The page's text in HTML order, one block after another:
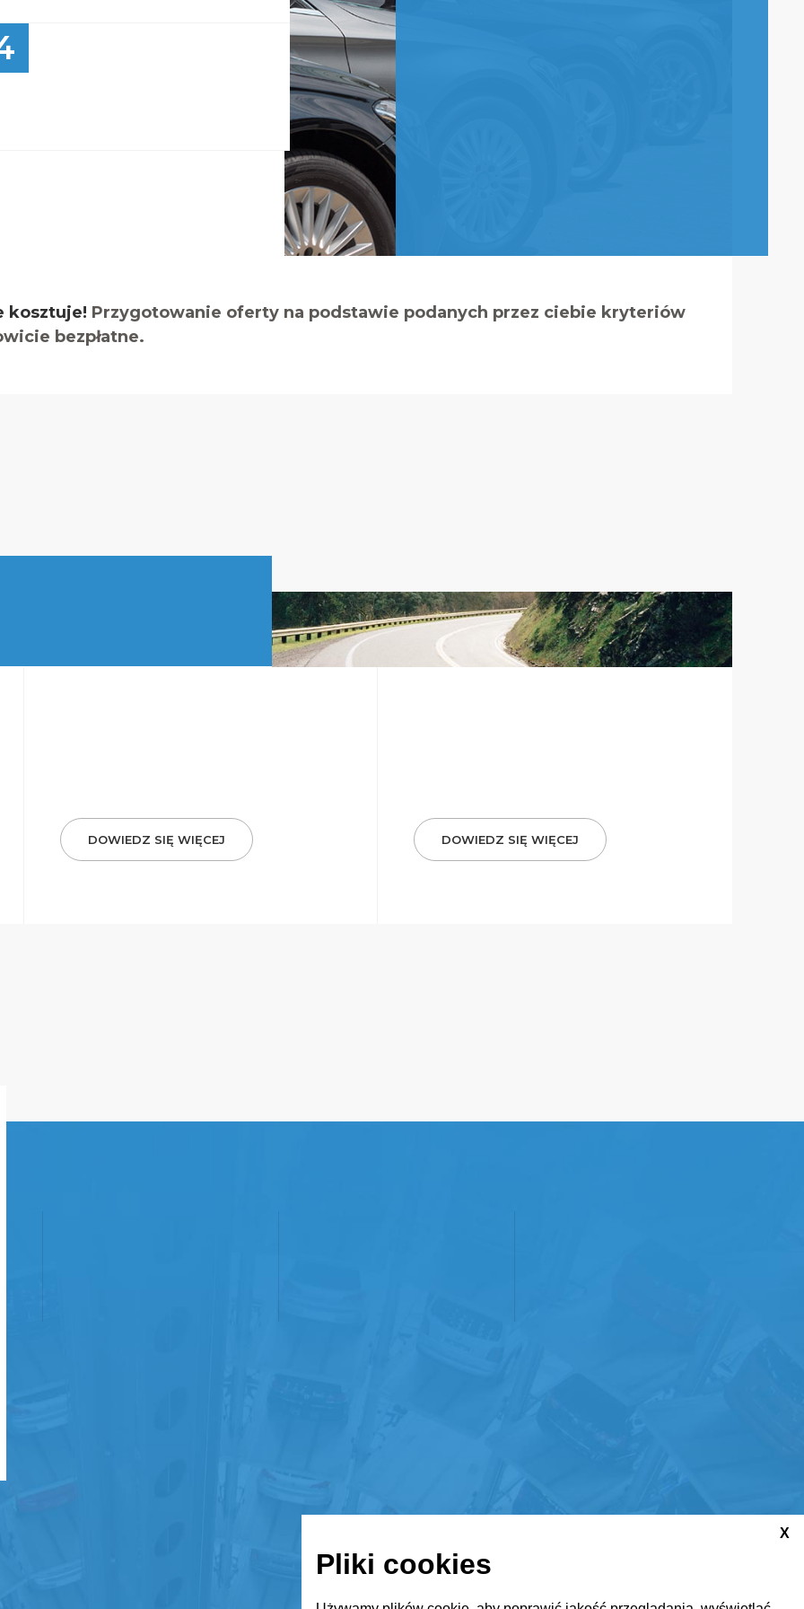
kosztuje! Przygotowanie oferty na podstawie podanych przez ciebie kryteriów
bezpłatne.
DOWIEDZ SIĘ WIĘCEJ DOWIEDZ SIĘ WIĘCEJ
X
Pliki cookies